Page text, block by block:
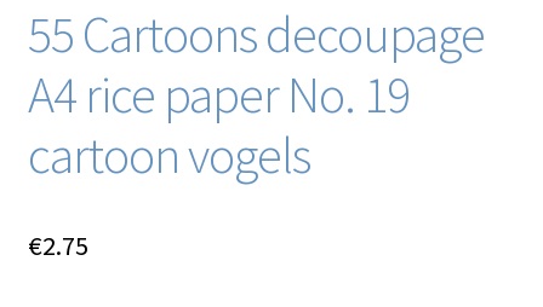
55 Cartoons decoupage
A4 rice paper No. 19
cartoon vogels
€2.75